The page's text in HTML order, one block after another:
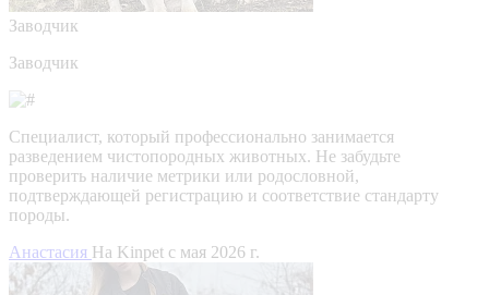
Заводчик
Заводчик
Специалист, который профессионально занимается
разведением чистопородных животных. Не забудьте
проверить наличие метрики или родословной,
подтверждающей регистрацию и соответствие стандарту
породы.
Анастасия На Kinpet c мая 2026 г.